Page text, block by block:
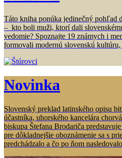
Táto kniha ponúka jedinečný pohľad
– kto boli muži, ktorí dali
vedomie? Spoznajte 19 známych i
formovali modernú slovenskú
Novinka
Slovenský preklad latinského opisu
účastníka, uhorského kancelára
biskupa Štefana Brodariča
pre dôkladnejšie oboznámenie sa s
predchádzalo a čo po ňom